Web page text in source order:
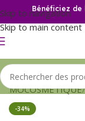
Skip to navigation
Skip to main content
Bénéficiez de
-34%